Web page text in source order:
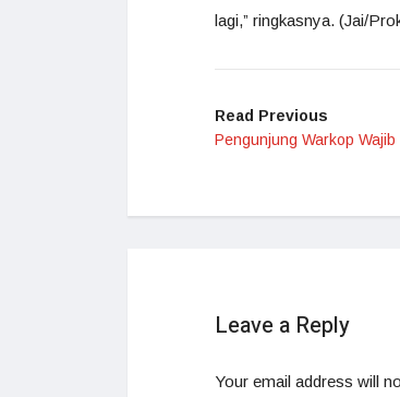
lagi,” ringkasnya. (Jai/
Read Previous
Pengunjung Warkop
Leave a Reply
Your email address will